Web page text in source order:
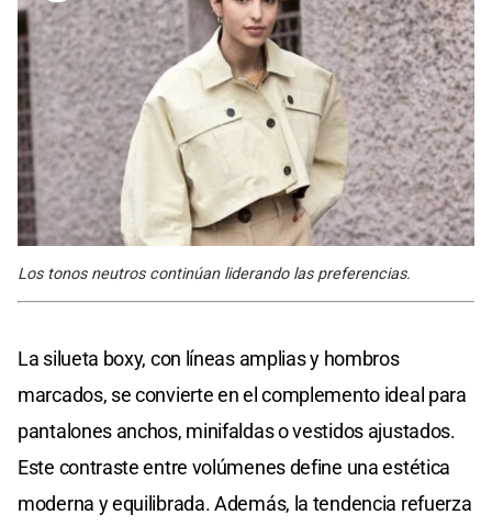
Los tonos neutros continúan liderando las preferencias.
La silueta boxy, con líneas amplias y hombros
marcados, se convierte en el complemento ideal para
pantalones anchos, minifaldas o vestidos ajustados.
Este contraste entre volúmenes define una estética
moderna y equilibrada. Además, la tendencia refuerza